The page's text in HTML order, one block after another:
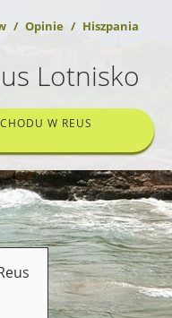
Opinie
Hiszpania
Lotnisko
W REUS